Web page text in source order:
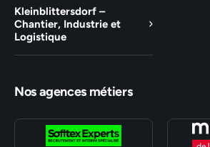
Kleinblittersdorf –
Chantier, Industrie et
Logistique
Nos agences métiers